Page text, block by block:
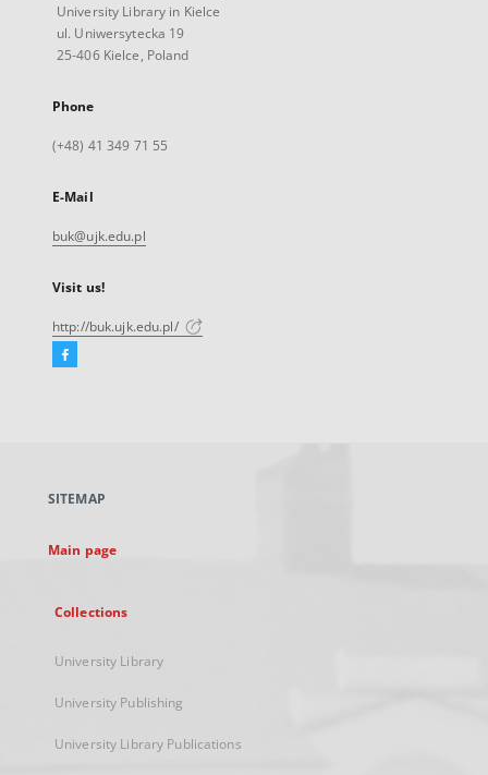
University Library in Kielce
ul. Uniwersytecka 19
25-406 Kielce, Poland
Phone
(+48) 41 349 71 55
E-Mail
buk@ujk.edu.pl
Visit us!
http://buk.ujk.edu.pl/
Facebook
new
SITEMAP
Main page
Collections
University Library
University Publishing
University Library Publications